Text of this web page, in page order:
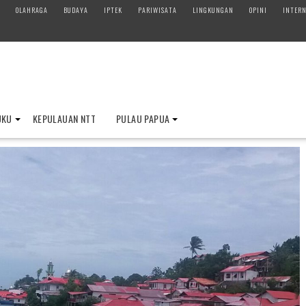
OLAHRAGA BUDAYA IPTEK PARIWISATA LINGKUNGAN OPINI
KEPULAUAN NTT PULAU PAPUA